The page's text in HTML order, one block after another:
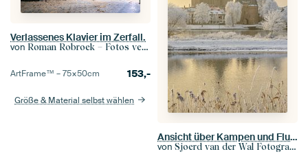
Verlassenes Klavier im Zerfall.
von Roman Robroek – Fotos verlassener Gebäude
ArtFrame™ –75×50cm 153,-
Größe & Material selbst wählen
Ansicht über Kampen und Fluss IJssel im Winter in Holland
von Sjoerd van der Wal Fotografie